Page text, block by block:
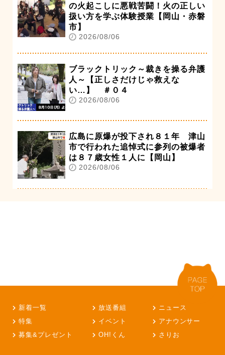
の火起こしに悪戦苦闘！火の正しい
扱い方を学ぶ体験授業【岡山・赤磐
市】
2026/08/06
ブラックトリック～裁きを操る弁護
人～【正しさだけじゃ救えな
い…】 ＃０４
2026/08/06
広島に原爆が投下され８１年 津山
市で行われた追悼式に参列の被爆者
は８７歳女性１人に【岡山】
2026/08/06
新着一覧 放送番組
ニュース
特集
イベント
アナウンサー
募集&プレゼント
OH!くん さりお